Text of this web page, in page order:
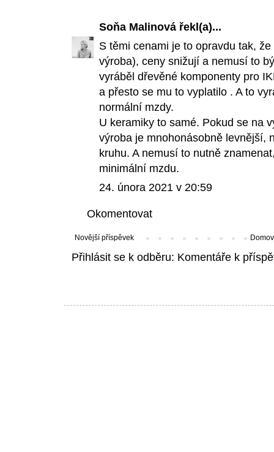
Soňa Malinová řekl(a)...
S těmi cenami je to opravdu tak,
výroba), ceny snižují a nemusí to
vyráběl dřevěné komponenty pro
a přesto se mu to vyplatilo . A to
normální mzdy.
U keramiky to samé. Pokud se na
výroba je mnohonásobně levnější,
kruhu. A nemusí to nutně
minimální mzdu.
24. února 2021 v 20:59
Okomentovat
Novější příspěvek
Přihlásit se k odběru: Komentáře k